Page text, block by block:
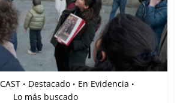
• Destacado • En Evidencia •
Lo más buscado